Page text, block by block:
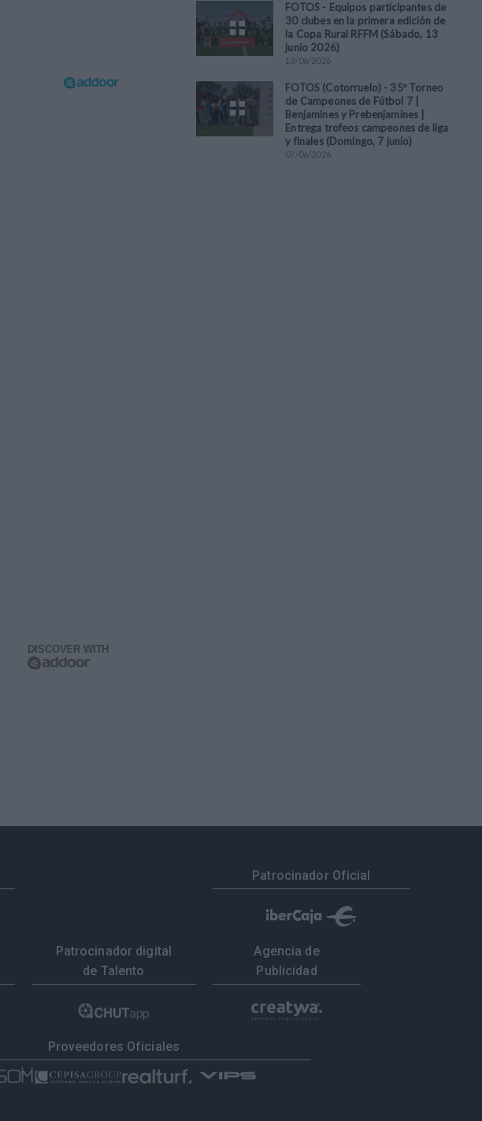
FOTOS - Equipos participantes de
30 clubes en la primera edición de
la Copa Rural RFFM (Sábado, 13
junio 2026)
13/06/2026
FOTOS (Cotorruelo) - 35º Torneo
de Campeones de Fútbol 7 |
Benjamines y Prebenjamines |
Entrega trofeos campeones de liga
y finales (Domingo, 7 junio)
07/06/2026
Patrocinador Oficial
Patrocinador digital
de Talento
Agencia de
Publicidad
Proveedores Oficiales